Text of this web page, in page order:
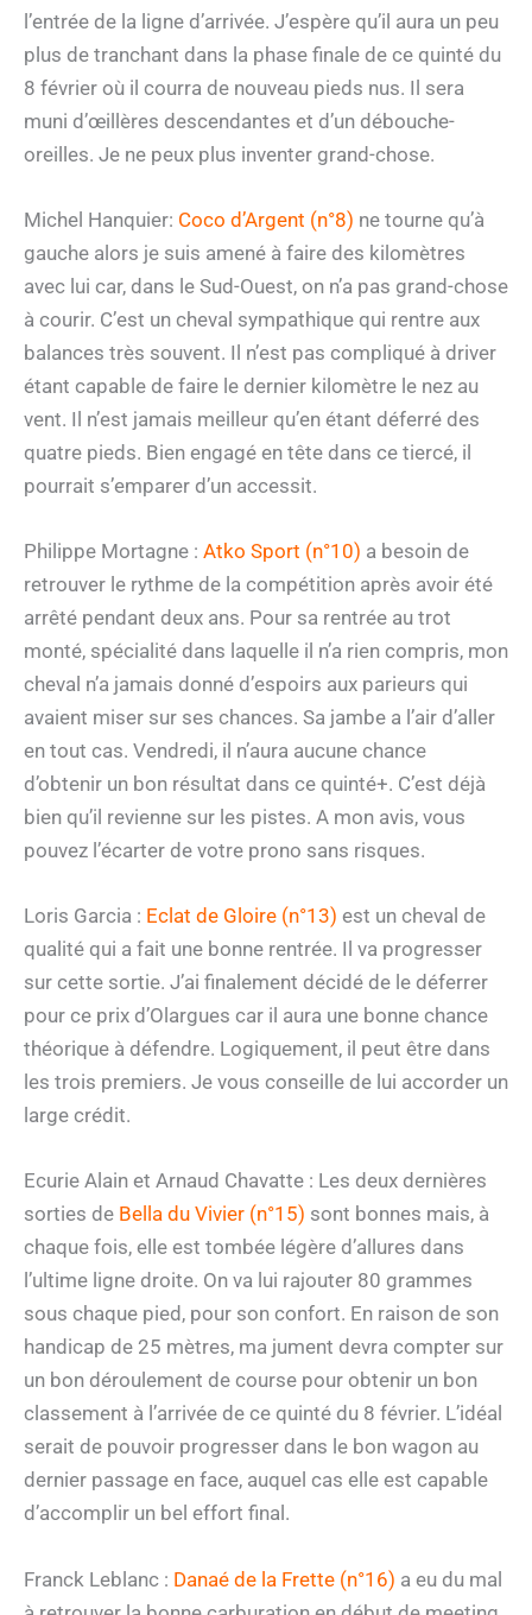
l’entrée de la ligne d’arrivée. J’espère qu’il aura un peu
plus de tranchant dans la phase finale de ce quinté du
8 février où il courra de nouveau pieds nus. Il sera
muni d’œillères descendantes et d’un débouche-
oreilles. Je ne peux plus inventer grand-chose.
Michel Hanquier: Coco d’Argent (n°8) ne tourne qu’à
gauche alors je suis amené à faire des kilomètres
avec lui car, dans le Sud-Ouest, on n’a pas grand-chose
à courir. C’est un cheval sympathique qui rentre aux
balances très souvent. Il n’est pas compliqué à driver
étant capable de faire le dernier kilomètre le nez au
vent. Il n’est jamais meilleur qu’en étant déferré des
quatre pieds. Bien engagé en tête dans ce tiercé, il
pourrait s’emparer d’un accessit.
Philippe Mortagne : Atko Sport (n°10) a besoin de
retrouver le rythme de la compétition après avoir été
arrêté pendant deux ans. Pour sa rentrée au trot
monté, spécialité dans laquelle il n’a rien compris, mon
cheval n’a jamais donné d’espoirs aux parieurs qui
avaient miser sur ses chances. Sa jambe a l’air d’aller
en tout cas. Vendredi, il n’aura aucune chance
d’obtenir un bon résultat dans ce quinté+. C’est déjà
bien qu’il revienne sur les pistes. A mon avis, vous
pouvez l’écarter de votre prono sans risques.
Loris Garcia : Eclat de Gloire (n°13) est un cheval de
qualité qui a fait une bonne rentrée. Il va progresser
sur cette sortie. J’ai finalement décidé de le déferrer
pour ce prix d’Olargues car il aura une bonne chance
théorique à défendre. Logiquement, il peut être dans
les trois premiers. Je vous conseille de lui accorder un
large crédit.
Ecurie Alain et Arnaud Chavatte : Les deux dernières
sorties de Bella du Vivier (n°15) sont bonnes mais, à
chaque fois, elle est tombée légère d’allures dans
l’ultime ligne droite. On va lui rajouter 80 grammes
sous chaque pied, pour son confort. En raison de son
handicap de 25 mètres, ma jument devra compter sur
un bon déroulement de course pour obtenir un bon
classement à l’arrivée de ce quinté du 8 février. L’idéal
serait de pouvoir progresser dans le bon wagon au
dernier passage en face, auquel cas elle est capable
d’accomplir un bel effort final.
Franck Leblanc : Danaé de la Frette (n°16) a eu du mal